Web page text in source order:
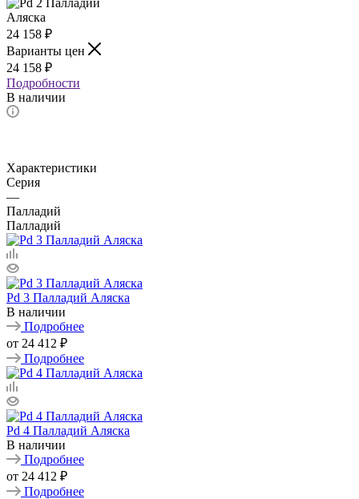
24 158 ₽
Варианты цен
24 158 ₽
Подробности
В наличии
Характеристики
Серия
—
Палладий
Палладий
Pd 3 Палладий Аляска
В наличии
Подробнее
от 24 412 ₽
Подробнее
Pd 4 Палладий Аляска
В наличии
Подробнее
от 24 412 ₽
Подробнее